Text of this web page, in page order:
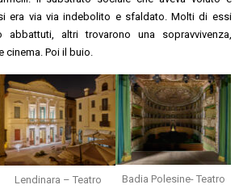
era via via indebolito e sfaldato. Molti di essi
abbattuti, altri trovarono una sopravvivenza,
cinema. Poi il buio.
Lendinara – Teatro
Badia Polesine- Teatro